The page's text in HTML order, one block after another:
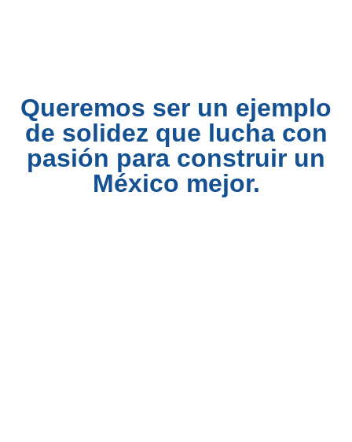
Queremos ser un ejemplo
de solidez que lucha con
pasión para construir un
México mejor.